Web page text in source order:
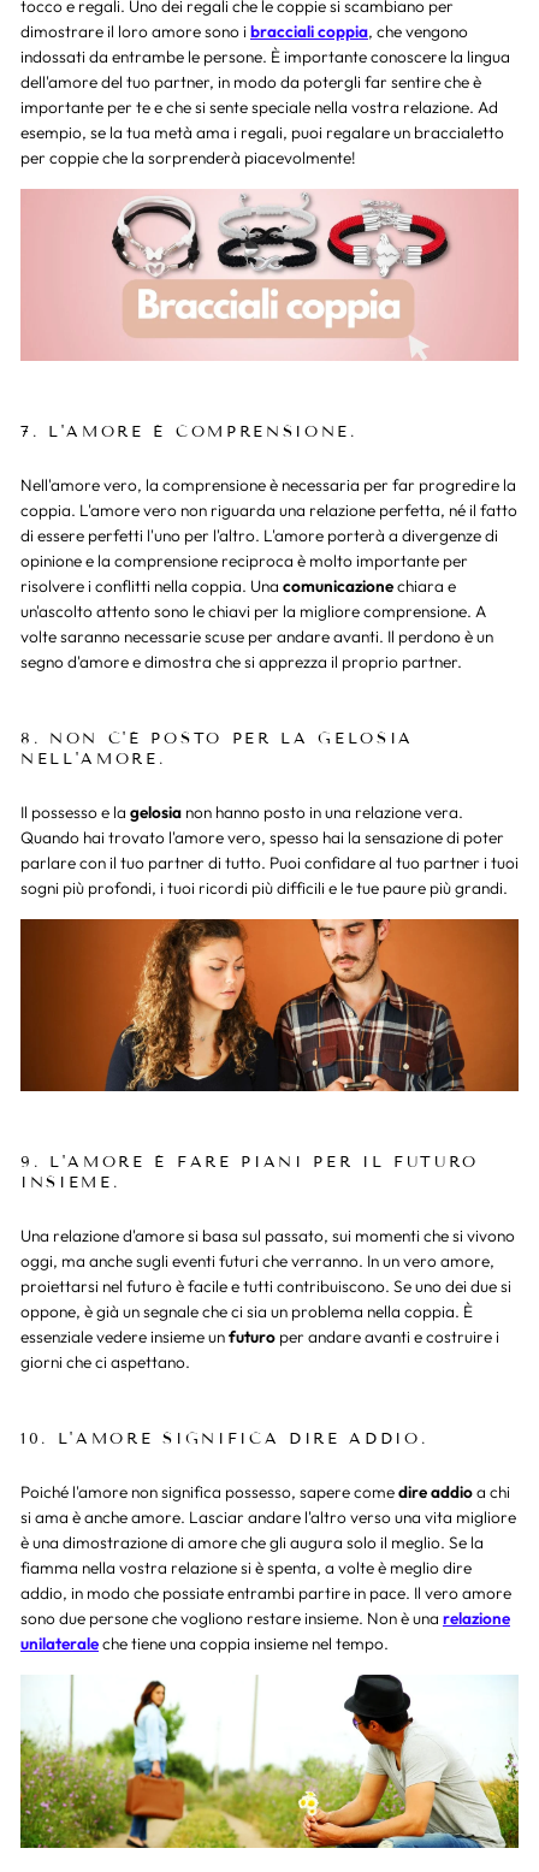
tocco e regali. Uno dei regali che le coppie si scambiano per
dimostrare il loro amore sono i bracciali coppia, che vengono
indossati da entrambe le persone. È importante conoscere la lingua
dell'amore del tuo partner, in modo da potergli far sentire che è
importante per te e che si sente speciale nella vostra relazione. Ad
esempio, se la tua metà ama i regali, puoi regalare un braccialetto
per coppie che la sorprenderà piacevolmente!
7. L'AMORE È COMPRENSIONE.
Nell'amore vero, la comprensione è necessaria per far progredire la
coppia. L'amore vero non riguarda una relazione perfetta, né il fatto
di essere perfetti l'uno per l'altro. L'amore porterà a divergenze di
opinione e la comprensione reciproca è molto importante per
risolvere i conflitti nella coppia. Una comunicazionechiara e
un'ascolto attento sono le chiavi per la migliore comprensione. A
volte saranno necessarie scuse per andare avanti. Il perdono è un
segno d'amore e dimostra che si apprezza il proprio partner.
8. NON C'È POSTO PER LA GELOSIA
NELL'AMORE.
Il possesso e la gelosia non hanno posto in una relazione vera.
Quando hai trovato l'amore vero, spesso hai la sensazione di poter
parlare con il tuo partner di tutto. Puoi confidare al tuo partner i tuoi
sogni più profondi, i tuoi ricordi più difficili e le tue paure più grandi.
9. L'AMORE È FARE PIANI PER IL FUTURO
INSIEME.
Una relazione d'amore si basa sul passato, sui momenti che si vivono
oggi, ma anche sugli eventi futuri che verranno. In un vero amore,
proiettarsi nel futuro è facile e tutti contribuiscono. Se uno dei due si
oppone, è già un segnale che ci sia un problema nella coppia. È
essenziale vedere insieme unfuturo per andare avanti e costruire i
giorni che ci aspettano.
10. L'AMORE SIGNIFICA DIRE ADDIO.
Poiché l'amore non significa possesso, sapere comedire addioa chi
si ama è anche amore. Lasciar andare l'altro verso una vita migliore
è una dimostrazione di amore che gli augura solo il meglio. Se la
fiamma nella vostra relazione si è spenta, a volte è meglio dire
addio, in modo che possiate entrambi partire in pace. Il vero amore
sono due persone che vogliono restare insieme. Non è una relazione
unilateraleche tiene una coppia insieme nel tempo.